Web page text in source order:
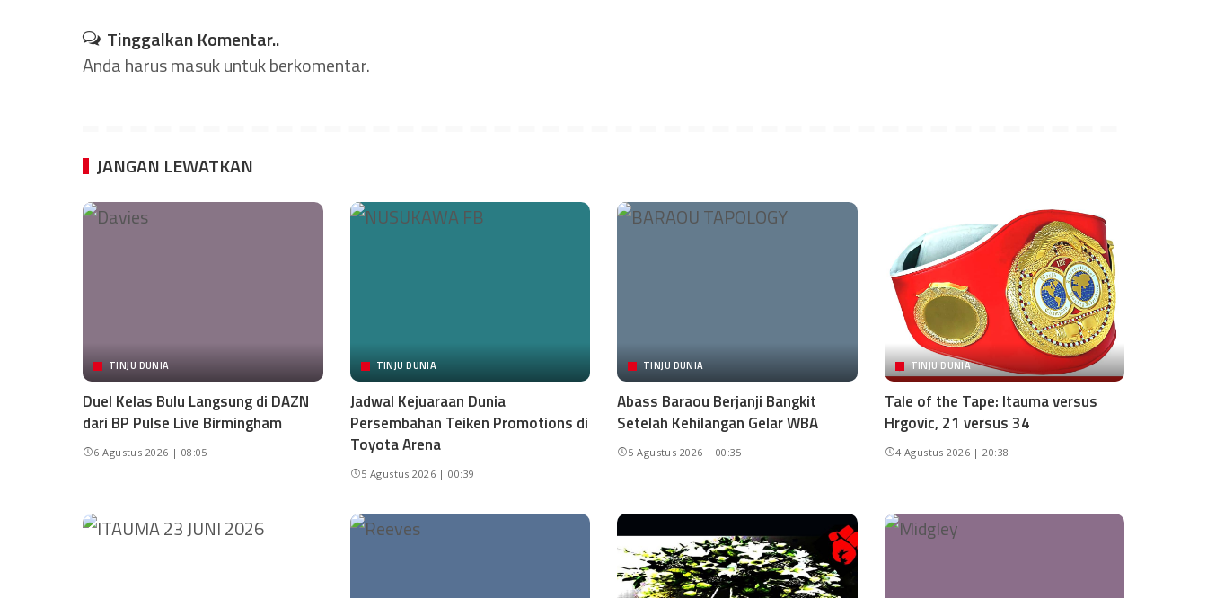
Tinggalkan Komentar..
Anda harusmasukuntuk berkomentar.
JANGAN LEWATKAN
TINJU DUNIA
Duel Kelas Bulu Langsung di DAZN
dari BP Pulse Live Birmingham
6 Agustus 2026 | 08:05
TINJU DUNIA
Jadwal Kejuaraan Dunia
Persembahan Teiken Promotions di
Toyota Arena
5 Agustus 2026 | 00:39
TINJU DUNIA
Abass Baraou Berjanji Bangkit
Setelah Kehilangan Gelar WBA
5 Agustus 2026 | 00:35
TINJU DUNIA
Tale of the Tape: Itauma versus
Hrgovic, 21 versus 34
4 Agustus 2026 | 20:38